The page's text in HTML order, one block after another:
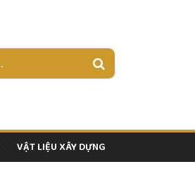
VẬT LIỆU XÂY DỰNG